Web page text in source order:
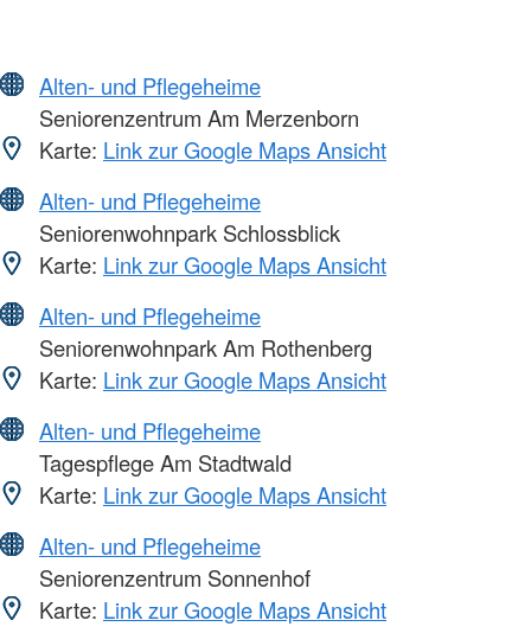
Alten- und Pflegeheime
Seniorenzentrum Am Merzenborn
Karte: Link zur Google Maps Ansicht
Alten- und Pflegeheime
Seniorenwohnpark Schlossblick
Karte: Link zur Google Maps Ansicht
Alten- und Pflegeheime
Seniorenwohnpark Am Rothenberg
Karte: Link zur Google Maps Ansicht
Alten- und Pflegeheime
Tagespflege Am Stadtwald
Karte: Link zur Google Maps Ansicht
Alten- und Pflegeheime
Seniorenzentrum Sonnenhof
Karte: Link zur Google Maps Ansicht